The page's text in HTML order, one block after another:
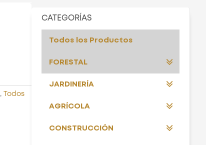
, Todos
CATEGORÍAS
Todos los Productos
FORESTAL
JARDINERÍA
AGRÍCOLA
CONSTRUCCIÓN